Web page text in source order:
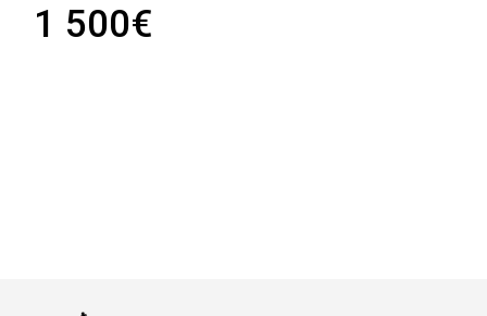
1 500€